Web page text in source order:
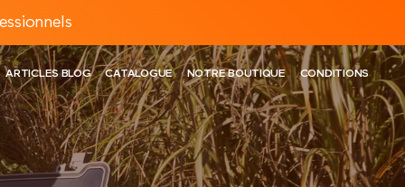
ARTICLES BLOG CATALOGUE NOTRE BOUTIQUE CONDITIONS